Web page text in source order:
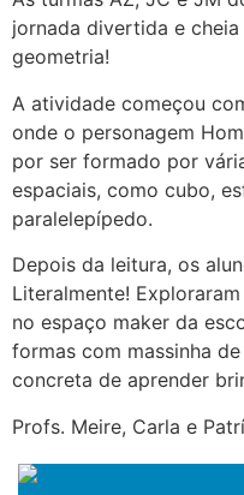
jornada divertida e
geometria!
A atividade começou
onde o personagem
por ser formado por
espaciais, como cubo,
paralelepípedo.
Depois da leitura, os
Literalmente!
no espaço maker da
formas com massinha
concreta de aprender
Profs. Meire, Carla e